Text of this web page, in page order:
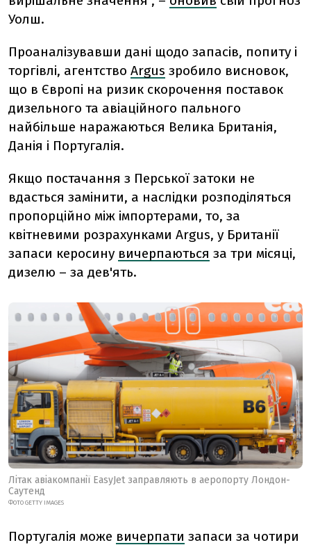
Уолш.
Проаналізувавши дані щодо запасів, попиту і
торгівлі, агентство Argus зробило висновок,
що в Європі на ризик скорочення поставок
дизельного та авіаційного пального
найбільше наражаються Велика Британія,
Данія і Португалія.
Якщо постачання з Перської затоки не
вдасться замінити, а наслідки розподіляться
пропорційно між імпортерами, то, за
квітневими розрахунками Argus, у Британії
запаси керосину вичерпаються за три місяці,
дизелю – за дев'ять.
Літак авіакомпанії EasyJet заправляють в аеропорту Лондон-
Саутенд
ФОТО GETTY IMAGES
Португалія може вичерпати запаси за чотири